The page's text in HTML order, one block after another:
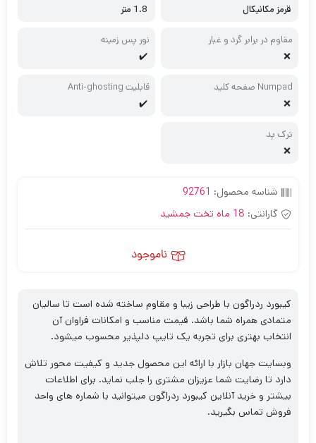
قرمز مکانیکال
1.8 متر
مقاوم در برابر گرد و غبار
❌
نور پس زمینه
✔️
Numpad صفحه کلید
❌
قابلیت Anti-ghosting
✔️
ترک پد
❌
شناسه محصول: 92761
گارانتی: 18 ماه تخت جمشید
ناموجود
کیبورد ردراگون با طراحی زیبا و مقاوم ساخته شده است تا سالیان
متمادی همراه شما باشد. قیمت مناسب و امکانات فراوان آن
انتخاب بهتری برای تجربه یک تایپ دلپذیر محسوب میشود.
وبسایت جهان بازار با ارائه این محصول جدید و کیفیت محور تلاش
دارد تا رضایت شما عزیزان مشتری را جلب نماید. برای اطلاعات
بیشتر و خرید آنلاین کیبورد ردراگون میتوانید با شماره های واحد
فروش تماس بگیرید.